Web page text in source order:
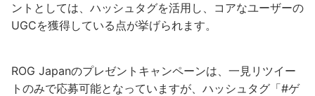
ントとしては、ハッシュタグを活用し、コアなユーザーの
UGCを獲得している点が挙げられます。
ROG Japanのプレゼントキャンペーンは、一見リツイー
トのみで応募可能となっていますが、ハッシュタグ「#ゲ